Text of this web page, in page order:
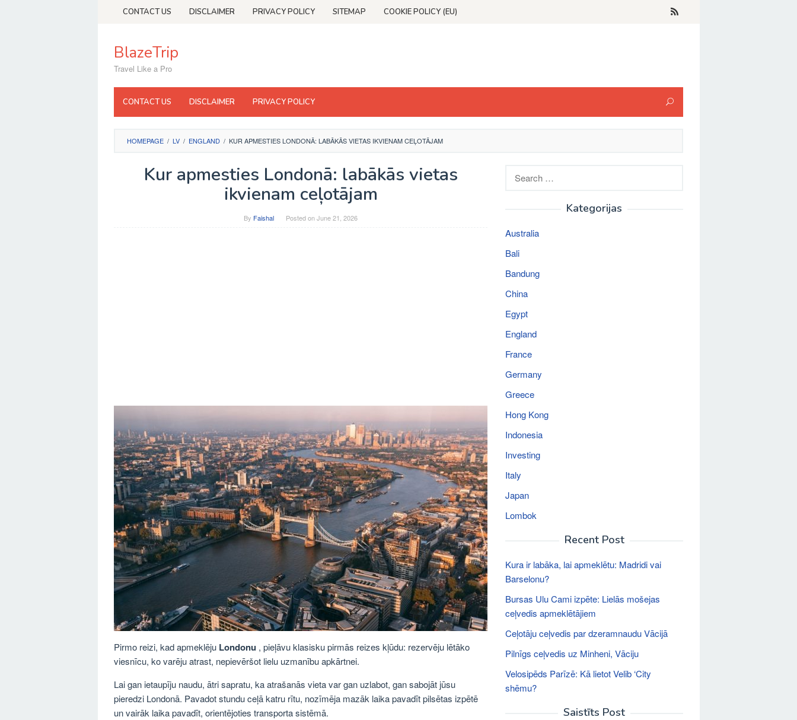
CONTACT US DISCLAIMER PRIVACY POLICY SITEMAP COOKIE POLICY (EU)
BlazeTrip
Travel Like a Pro
CONTACT US DISCLAIMER PRIVACY POLICY
HOMEPAGE / LV / ENGLAND / KUR APMESTIES LONDONĀ: LABĀKĀS VIETAS IKVIENAM CEĻOTĀJAM
Kur apmesties Londonā: labākās vietas
ikvienam ceļotājam
By Faishal Posted onJune 21, 2026
Pirmo reizi, kad apmeklēju Londonu , pieļāvu klasisku pirmās reizes kļūdu: rezervēju lētāko
viesnīcu, ko varēju atrast, nepievēršot lielu uzmanību apkārtnei.
Lai gan ietaupīju naudu, ātri sapratu, ka atrašanās vieta var gan uzlabot, gan sabojāt jūsu
pieredzi Londonā. Pavadot stundu ceļā katru rītu, nozīmēja mazāk laika pavadīt pilsētas izpētē
un vairāk laika pavadīt, orientējoties transporta sistēmā.
Kategorijas
Australia
Bali
Bandung
China
Egypt
England
France
Germany
Greece
Hong Kong
Indonesia
Investing
Italy
Japan
Lombok
Recent Post
Kura ir labāka, lai apmeklētu: Madridi vai
Barselonu?
Bursas Ulu Cami izpēte: Lielās mošejas
ceļvedis apmeklētājiem
Ceļotāju ceļvedis par dzeramnaudu Vācijā
Pilnīgs ceļvedis uz Minheni, Vāciju
Velosipēds Parīzē: Kā lietot Velib ‘City
shēmu?
Saistīts Post